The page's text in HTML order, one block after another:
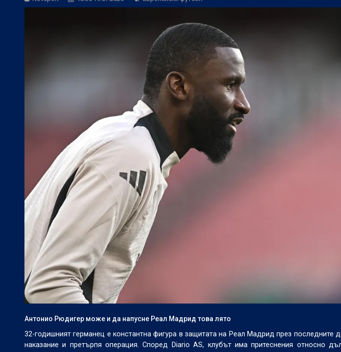
БГ Футбол:ЦСКА търси задължителна победа срещу Септември
Херо: Веласкес показа, че нестандартните решения работят
Антонио Рюдигер може и да напусне Реал Мадрид това лято
32-годишният германец е константна фигура в защитата на Реал Мадрид през последните
наказание и претърпя операция. Според Diario AS, клубът има притеснения относно